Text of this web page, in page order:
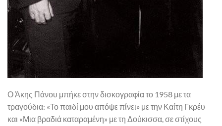
Ο Άκης Πάνου μπήκε στην δισκογραφία το 1958 με τα
τραγούδια: «Το παιδί μου απόψε πίνει» με την Καίτη Γκρέυ
και «Μια βραδιά καταραμένη» με τη Δούκισσα, σε στίχους